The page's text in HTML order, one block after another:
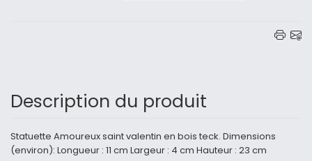
Description du produit
Statuette Amoureux saint valentin en bois teck. Dimensions
(environ): Longueur : 11 cm Largeur : 4 cm Hauteur : 23 cm